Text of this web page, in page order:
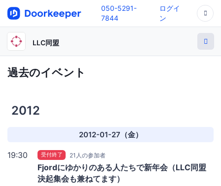
050-5291-
7844
ログイ
ン
LLC同盟
過去のイベント
2012
2012-01-27（金）
19:30 受付終了 21人の参加者
Fjordにゆかりのある人たちで新年会（LLC同盟
決起集会も兼ねてます）